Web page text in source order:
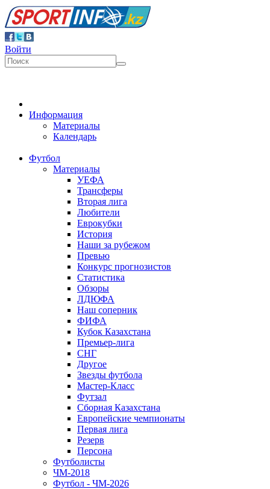
Войти
Информация
Материалы
Календарь
Футбол
Материалы
УЕФА
Трансферы
Вторая лига
Любители
Еврокубки
История
Наши за рубежом
Превью
Конкурс прогнозистов
Статистика
Обзоры
ЛДЮФА
Наш соперник
ФИФА
Кубок Казахстана
Премьер-лига
СНГ
Другое
Звезды футбола
Мастер-Класс
Футзал
Сборная Казахстана
Европейские чемпионаты
Первая лига
Резерв
Персона
Футболисты
ЧМ-2018
Футбол - ЧМ-2026